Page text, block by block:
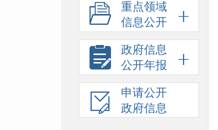
重点领域
信息公开
政府信息
公开年报
申请公开
政府信息